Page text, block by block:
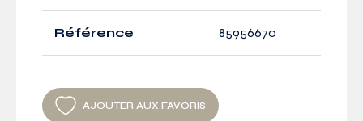
Référence 85956670
AJOUTER AUX FAVORIS